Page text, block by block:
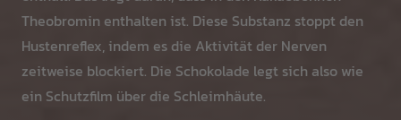
Theobromin enthalten ist. Diese Substanz stoppt den
Hustenreflex, indem es die Aktivität der Nerven
zeitweise blockiert. Die Schokolade legt sich also wie
ein Schutzfilm über die Schleimhäute.